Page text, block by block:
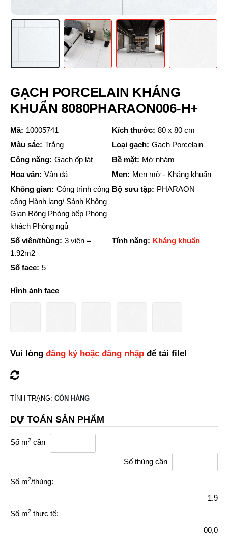
GẠCH PORCELAIN KHÁNG
KHUẨN 8080PHARAON006-H+
Mã: 10005741 Kích thước: 80 x 80 cm
Màu sắc: Trắng Loại gạch: Gạch Porcelain
Công năng: Gạch ốp lát Bề mặt: Mờ nhám
Hoa văn: Vân đá Men: Men mờ - Kháng khuẩn
Không gian: Công trình công
cộng Hành lang/ Sảnh Không
Gian Rộng Phòng bếp Phòng
khách Phòng ngủ
Bộ sưu tập: PHARAON
Số viên/thùng: 3 viên =
1.92m2
Tính năng: Kháng khuẩn
Số face: 5
Hình ảnh face
Vui lòng đăng ký hoặc đăng nhập để tải file!
TÌNH TRẠNG: CÒN HÀNG
DỰ TOÁN SẢN PHẨM
Số m2 cần
Số thùng cần
Số m2/thùng:
1.9
Số m2 thực tế:
00,0